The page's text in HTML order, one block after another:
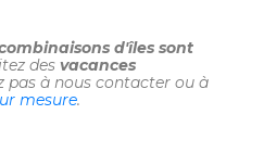
d'îles sont
des vacances
pas à nous contacter ou à
mesure.